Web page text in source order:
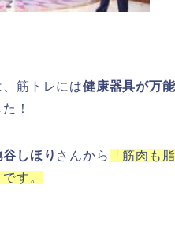
筋トレには健康器具が万能
！
谷しほり さんから
「筋肉も
す。